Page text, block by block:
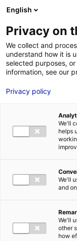
DES RÉPONSES
hydrogène des
ENERGY
English
Privacy on
We collect and
understand how it is
selected purposes,
information, see our
Privacy policy
We'll
helps
We'll
and
We'll
other
how